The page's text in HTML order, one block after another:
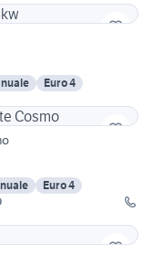
Euro 4
Euro 4